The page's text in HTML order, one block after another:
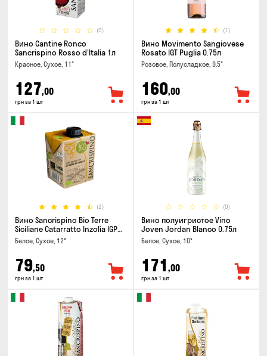
(0)
Вино Cantine Ronco
Sancrispino Rosso d'Italia 1л
Красное, Сухое, 11°
127,00
грн за 1 шт
(1)
Вино Movimento Sangiovese
Rosato IGT Puglia 0.75л
Розовое, Полусладкое, 9.5°
160,00
грн за 1 шт
(2)
Вино Sancrispino Bio Terre
Siciliane Catarratto Inzolia IGP
0.5л
Белое, Сухое, 12°
79,50
грн за 1 шт
(0)
Вино полуигристое Vino
Joven Jordan Blanco 0.75л
Белое, Сухое, 10°
171 ,00
грн за 1 шт